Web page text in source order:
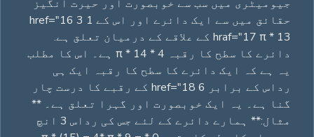
جیومیٹری میں سب سے خوبصورت اور حیرت انگیز
حقائق میں سے ایک دائرے اور اس کے 1 href="16 3
hraf="17 π * 13 کے علاقے کے درمیان تعلق ہے.
دائرے کا سطح کا رقبہ 4 * π * 14 ہے۔ اس کا مطلب
یہ ہے کہ ایک دائرے کا سطح کا رقبہ ایک ہی
رداس کے برابر 6 href="18 کے رقبے کا درست چار
گنا ہے۔ یہ ایک خوبصورت اور گہرا تعلق ہے۔ **
مثال:** ہمارے دائرے کے لئے جس کی رداس 3 انچ